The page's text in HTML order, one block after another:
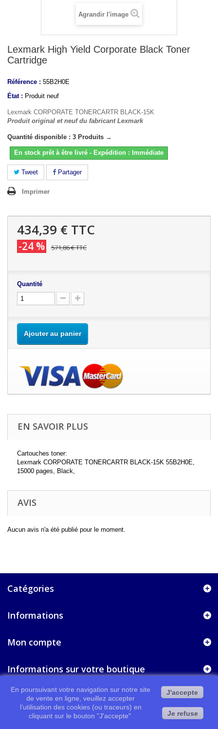
Agrandir l'image
Lexmark High Yield Corporate Black Toner
Cartridge
Référence : 55B2H0E
État : Produit neuf
Lexmark CORPORATE TONERCARTR BLACK-15K
Produit original et neuf du fabricant Lexmark
Quantité disponible : 3 Produits →
En stock prêt à être livré - Expédition : Immédiate
Tweet Partager
Imprimer
434,39 € TTC
-24 % 571,86 €TTC
Quantité
Ajouter au panier
EN SAVOIR PLUS
Cartouches toner:
Lexmark CORPORATE TONERCARTR BLACK-15K 55B2H0E,
15000 pages, Black,
AVIS
Aucun avis n'a été publié pour le moment.
Catégories
Informations
Mon compte
Informations sur votre boutique
En poursuivant votre navigation sur notre site
de vente en ligne, veuillez accepter
l’utilisation des cookies (ou traceurs) en
cliquant sur le bouton "J'accepte"
J'accepte
Je refuse